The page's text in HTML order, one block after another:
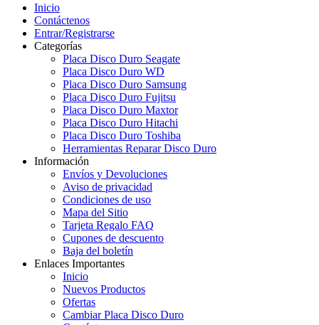
Inicio
Contáctenos
Entrar/Registrarse
Categorías
Placa Disco Duro Seagate
Placa Disco Duro WD
Placa Disco Duro Samsung
Placa Disco Duro Fujitsu
Placa Disco Duro Maxtor
Placa Disco Duro Hitachi
Placa Disco Duro Toshiba
Herramientas Reparar Disco Duro
Información
Envíos y Devoluciones
Aviso de privacidad
Condiciones de uso
Mapa del Sitio
Tarjeta Regalo FAQ
Cupones de descuento
Baja del boletín
Enlaces Importantes
Inicio
Nuevos Productos
Ofertas
Cambiar Placa Disco Duro